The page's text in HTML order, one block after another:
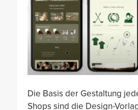
Die Basis der Gestaltung
Shops sind die Design-